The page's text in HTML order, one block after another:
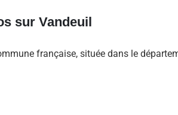
sur Vandeuil
française, située dans le